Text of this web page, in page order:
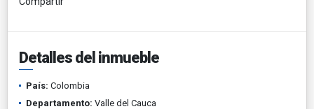
Detalles del inmueble
País: Colombia
Departamento: Valle del Cauca